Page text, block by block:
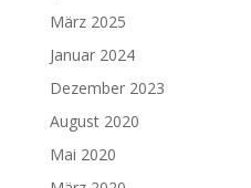
März 2025
Januar 2024
Dezember 2023
August 2020
Mai 2020